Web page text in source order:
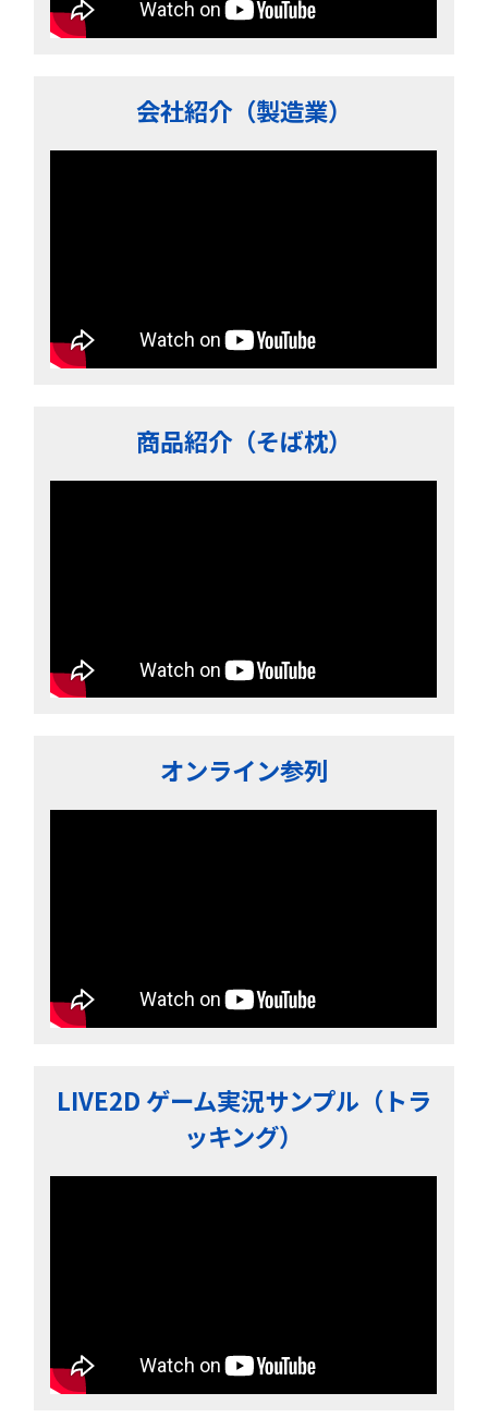
会社紹介（製造業）
商品紹介（そば枕）
オンライン参列
LIVE2D ゲーム実況サンプル（トラ
ッキング）